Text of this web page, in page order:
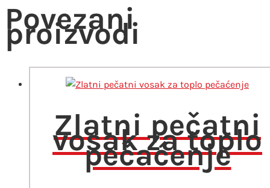
Povezani
proizvodi
Zlatni pečatni
vosak za toplo
pečaćenje